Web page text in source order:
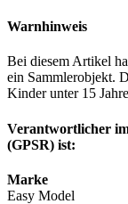
Warnhinweis
Bei diesem Artikel
ein Sammlerobjekt.
Kinder unter 15
Verantwortlicher
(GPSR) ist:
Marke
Easy Model